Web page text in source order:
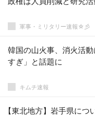
軍事・ミリタリー速報☆彡
韓国の山火事、消火活
すぎ」と話題に
キムチ速報
【東北地方】岩手県につ